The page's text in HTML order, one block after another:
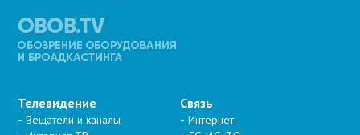
Телевидение
Вещатели и каналы
Связь
Интернет